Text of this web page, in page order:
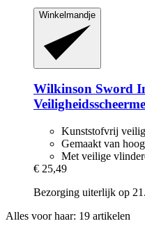
Winkelmandje
Wilkinson Sword
Kunststofvrij
Gemaakt van
Met veilige
€ 25,49
Bezorging uiterlijk op
Alles voor haar: 19 artikelen